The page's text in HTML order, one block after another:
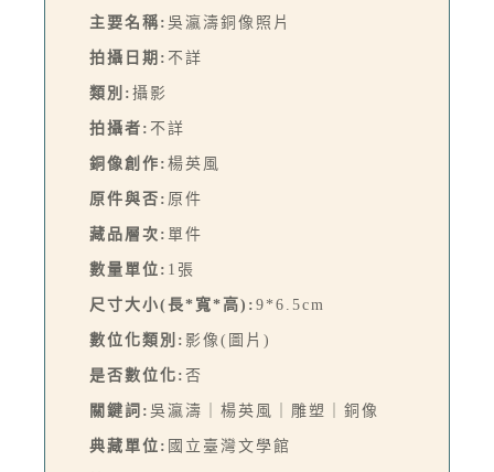
主要名稱: 吳瀛濤銅像照片
拍攝日期: 不詳
類別: 攝影
拍攝者: 不詳
銅像創作: 楊英風
原件與否: 原件
藏品層次: 單件
數量單位: 1張
尺寸大小(長*寬*高): 9*6.5cm
數位化類別: 影像(圖片)
是否數位化: 否
關鍵詞: 吳瀛濤｜楊英風｜雕塑｜銅像
典藏單位: 國立臺灣文學館